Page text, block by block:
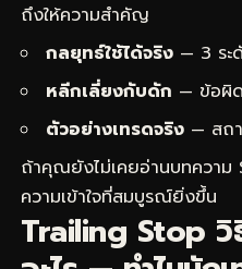
ถึงให้ความสำคัญ
กลยุทธ์ใช้ได้จริง — 3 ระ
หลีกเลี่ยงกับดัก — ข้อผิ
ตัวอย่างเทรดจริง — สถ
ถ้าคุณยังไม่เคยอ่านบทความ
ความเข้าใจที่สมบูรณ์ยิ่งขึ้น
Trailing Stop วิ